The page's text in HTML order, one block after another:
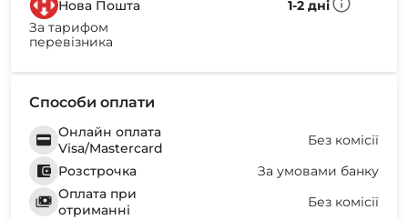
Нова Пошта
1-2 дні
За тарифом
перевізника
Способи оплати
Онлайн оплата
Visa/Mastercard
Без комісії
Розстрочка
За умовами банку
Оплата при
отриманні
Без комісії